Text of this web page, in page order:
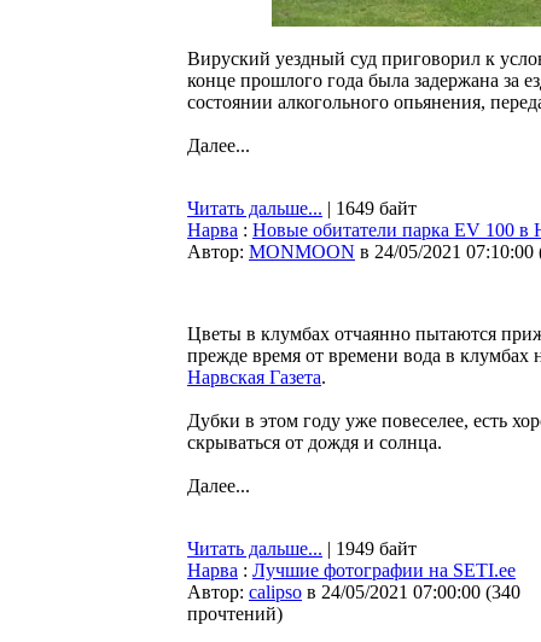
Вируский уездный суд приговорил к
конце прошлого года была задержана за
состоянии алкогольного опьянения,
Далее...
Читать дальше... | 1649 байт
Нарва : Новые обитатели парка ЕV 100 в
Автор: MONMOON в 24/05/2021 07:10:00
Цветы в клумбах отчаянно пытаются
прежде время от времени вода в клумбах
Нарвская Газета.
Дубки в этом году уже повеселее, есть
скрываться от дождя и солнца.
Далее...
Читать дальше... | 1949 байт
Нарва : Лучшие фотографии на SETI.ee
Автор: calipso в 24/05/2021 07:00:00 (340
прочтений)